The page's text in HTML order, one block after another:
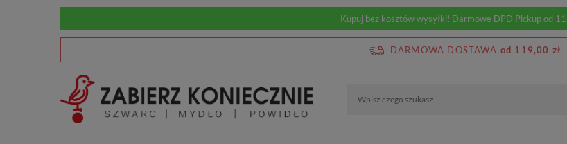
Kupuj bez kosztów wysyłki! Darmowe DPD Pickup od
DARMOWA DOSTAWA od 119,00 zł